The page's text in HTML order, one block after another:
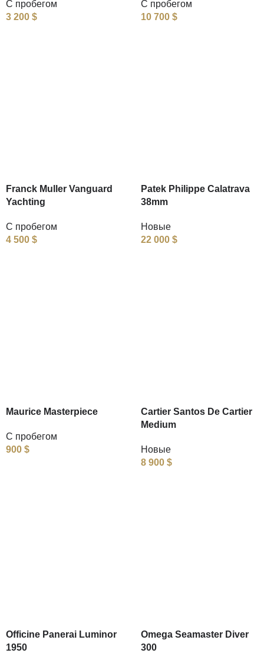
С пробегом
3 200 $
С пробегом
10 700 $
Franck Muller Vanguard
Yachting
С пробегом
4 500 $
Patek Philippe Calatrava
38mm
Новые
22 000 $
Maurice Masterpiece
С пробегом
900 $
Cartier Santos De Cartier
Medium
Новые
8 900 $
Officine Panerai Luminor
1950
Omega Seamaster Diver
300